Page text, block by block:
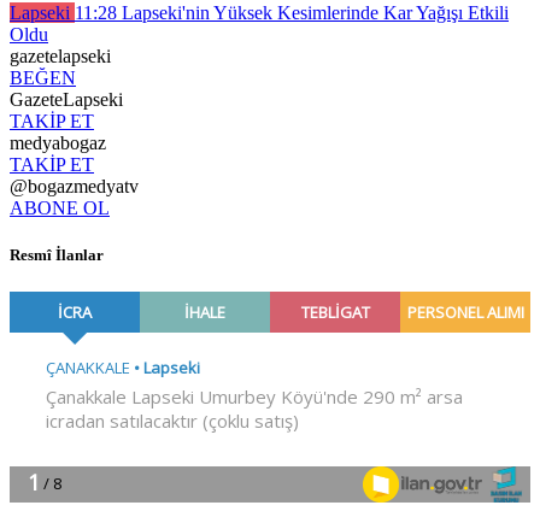
Lapseki 11:28 Lapseki'nin Yüksek Kesimlerinde Kar Yağışı Etkili
Oldu
gazetelapseki
BEĞEN
GazeteLapseki
TAKİP ET
medyabogaz
TAKİP ET
@bogazmedyatv
ABONE OL
Resmî İlanlar